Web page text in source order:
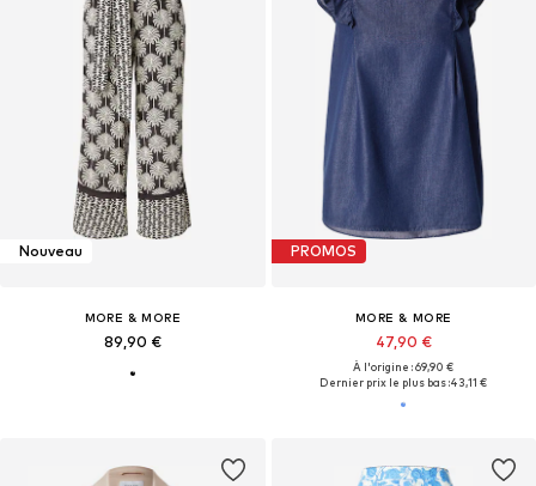
Nouveau
MORE & MORE
89,90 €
PROMOS
MORE & MORE
47,90 €
À l'origine : 69,90 €
Dernier prix le plus bas :43,11 €